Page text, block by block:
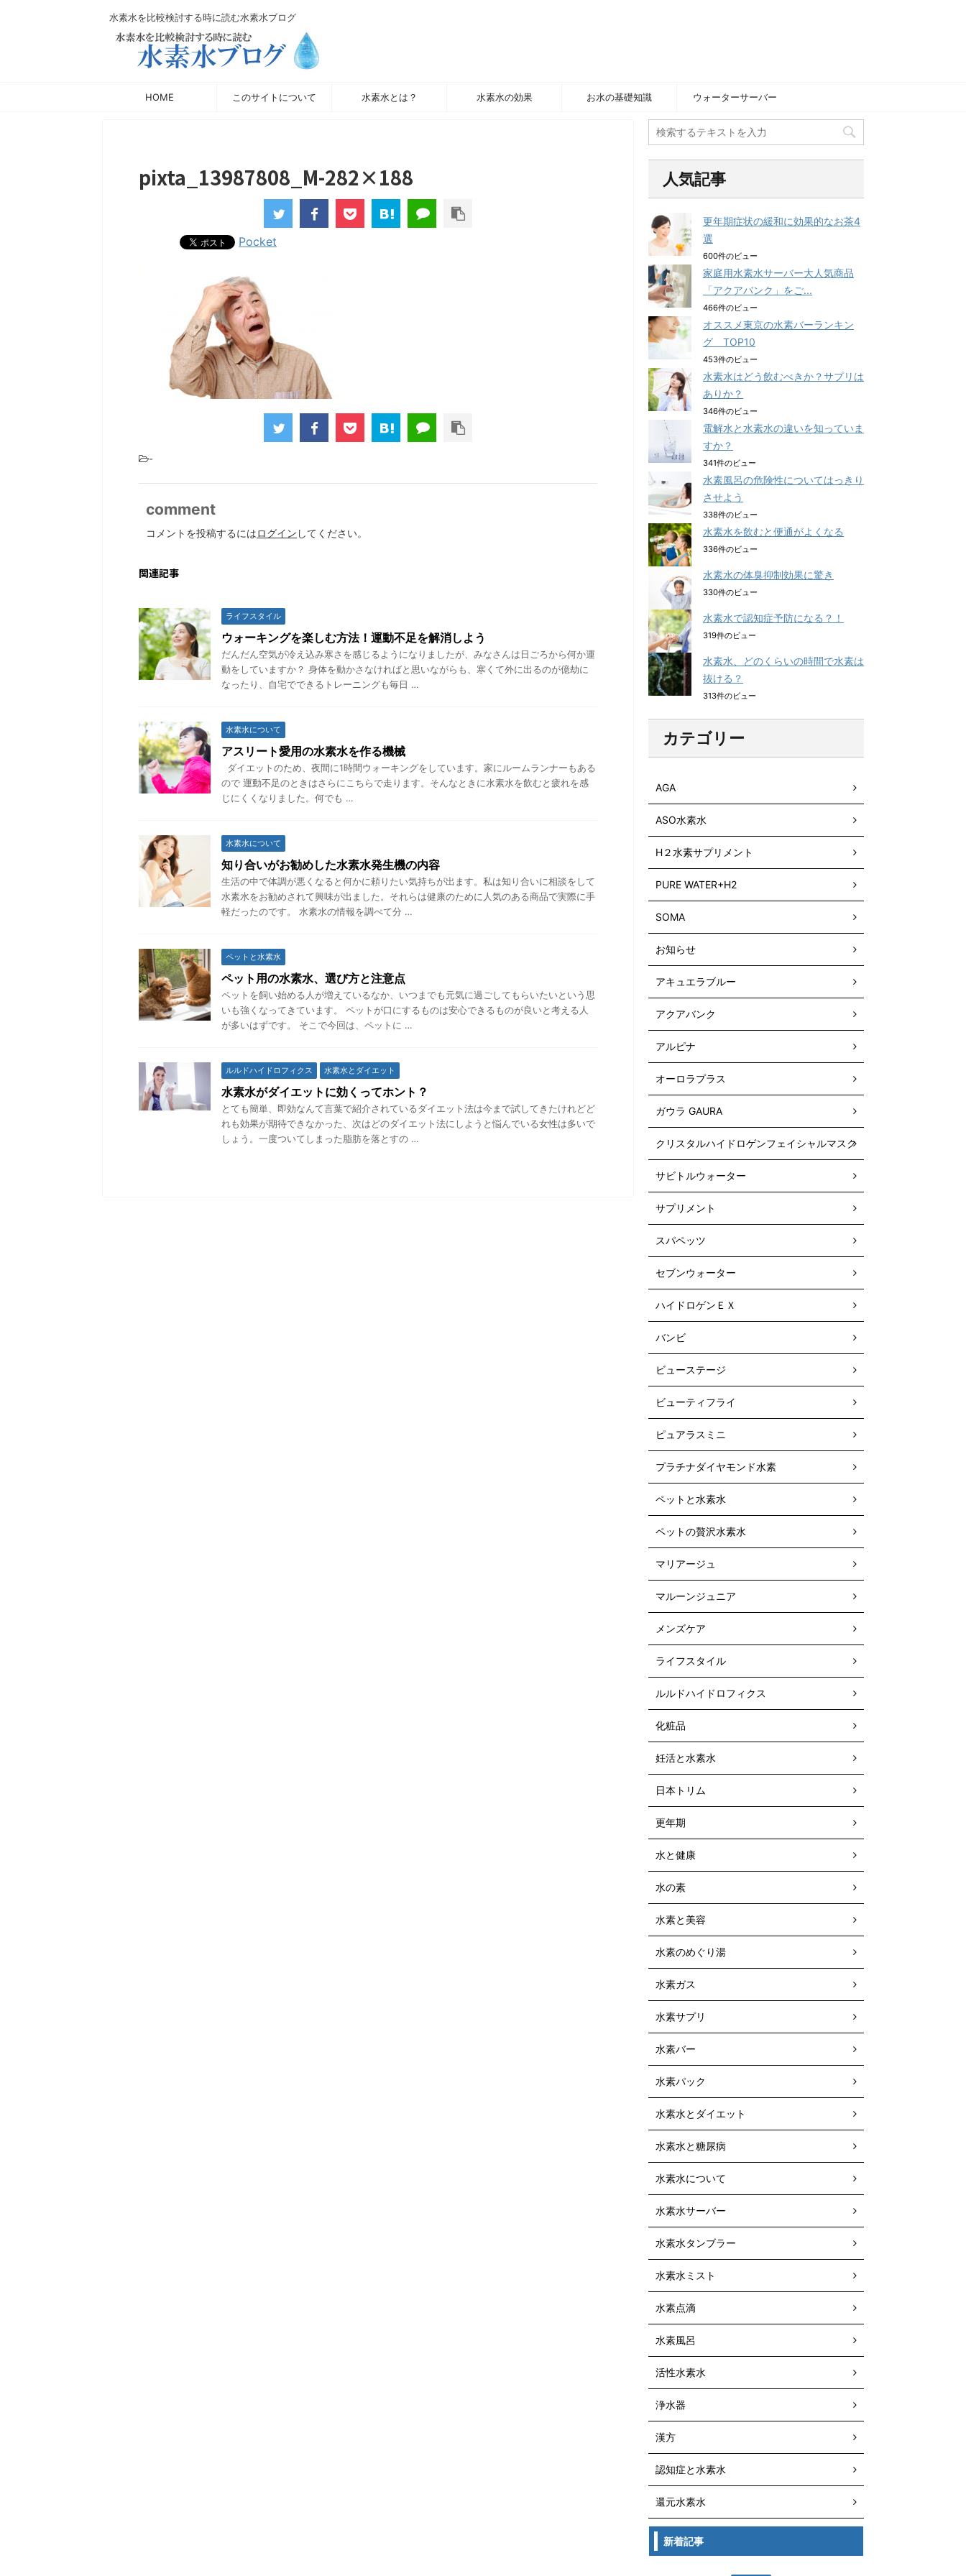
水素水を比較検討する時に読む水素水ブログ
HOME このサイトについて 水素水とは？ 水素水の効果 お水の基礎知識 ウォーターサーバー
pixta_13987808_M-282×188
Pocket
-
comment
コメントを投稿するにはログイン してください。
関連記事
ライフスタイル
ウォーキングを楽しむ方法！運動不足を解消しよう
だんだん空気が冷え込み寒さを感じるようになりましたが、みなさんは日ごろから何か運
動をしていますか？ 身体を動かさなければと思いながらも、寒くて外に出るのが億劫に
なったり、自宅でできるトレーニングも毎日 …
水素水について
アスリート愛用の水素水を作る機械
ダイエットのため、夜間に1時間ウォーキングをしています。家にルームランナーもある
ので 運動不足のときはさらにこちらで走ります。そんなときに水素水を飲むと疲れを感
じにくくなりました。何でも …
水素水について
知り合いがお勧めした水素水発生機の内容
生活の中で体調が悪くなると何かに頼りたい気持ちが出ます。私は知り合いに相談をして
水素水をお勧めされて興味が出ました。それらは健康のために人気のある商品で実際に手
軽だったのです。 水素水の情報を調べて分 …
ペットと水素水
ペット用の水素水、選び方と注意点
ペットを飼い始める人が増えているなか、いつまでも元気に過ごしてもらいたいという思
いも強くなってきています。 ペットが口にするものは安心できるものが良いと考える人
が多いはずです。 そこで今回は、ペットに …
ルルドハイドロフィクス 水素水とダイエット
水素水がダイエットに効くってホント？
とても簡単、即効なんて言葉で紹介されているダイエット法は今まで試してきたけれどど
れも効果が期待できなかった、次はどのダイエット法にしようと悩んでいる女性は多いで
しょう。一度ついてしまった脂肪を落とすの …
人気記事
更年期症状の緩和に効果的なお茶4
選
600件のビュー
家庭用水素水サーバー大人気商品
「アクアバンク」をご...
466件のビュー
オススメ東京の水素バーランキン
グ TOP10
453件のビュー
水素水はどう飲むべきか？サプリは
ありか？
346件のビュー
電解水と水素水の違いを知っていま
すか？
341件のビュー
水素風呂の危険性についてはっきり
させよう
338件のビュー
水素水を飲むと便通がよくなる
336件のビュー
水素水の体臭抑制効果に驚き
330件のビュー
水素水で認知症予防になる？！
319件のビュー
水素水、どのくらいの時間で水素は
抜ける？
313件のビュー
カテゴリー
AGA
ASO水素水
H２水素サプリメント
PURE WATER+H2
SOMA
お知らせ
アキュエラブルー
アクアバンク
アルピナ
オーロラプラス
ガウラ GAURA
クリスタルハイドロゲンフェイシャルマスク
サビトルウォーター
サプリメント
スパペッツ
セブンウォーター
ハイドロゲンＥＸ
バンビ
ビューステージ
ビューティフライ
ピュアラスミニ
プラチナダイヤモンド水素
ペットと水素水
ペットの贅沢水素水
マリアージュ
マルーンジュニア
メンズケア
ライフスタイル
ルルドハイドロフィクス
化粧品
妊活と水素水
日本トリム
更年期
水と健康
水の素
水素と美容
水素のめぐり湯
水素ガス
水素サプリ
水素バー
水素パック
水素水とダイエット
水素水と糖尿病
水素水について
水素水サーバー
水素水タンブラー
水素水ミスト
水素点滴
水素風呂
活性水素水
浄水器
漢方
認知症と水素水
還元水素水
新着記事